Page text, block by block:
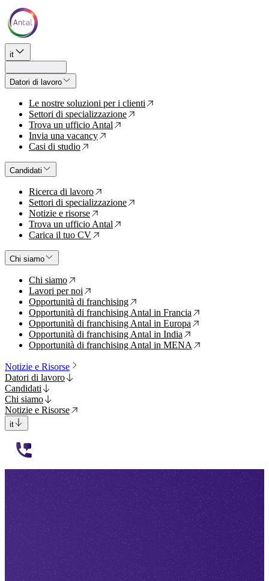
it
Datori di lavoro
Le nostre soluzioni per i clienti ↗
Settori di specializzazione ↗
Trova un ufficio Antal ↗
Invia una vacancy ↗
Casi di studio ↗
Candidati
Ricerca di lavoro ↗
Settori di specializzazione ↗
Notizie e risorse ↗
Trova un ufficio Antal ↗
Carica il tuo CV ↗
Chi siamo
Chi siamo ↗
Lavori per noi ↗
Opportunità di franchising ↗
Opportunità di franchising Antal in Francia ↗
Opportunità di franchising Antal in Europa ↗
Opportunità di franchising Antal in India ↗
Opportunità di franchising Antal in MENA ↗
Notizie e Risorse
Datori di lavoro
Candidati
Chi siamo
Notizie e Risorse
it